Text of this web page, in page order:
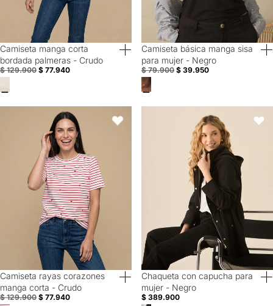
40% Off
Camiseta manga corta
bordada palmeras - Crudo
$ 129.900 $ 77.940
50% Off
Camiseta básica manga sisa
para mujer - Negro
$ 79.900 $ 39.950
Camiseta rayas corazones manga corta - Crudo
40% Off
Camiseta rayas corazones
manga corta - Crudo
$ 129.900 $ 77.940
Favoritos
Chaqueta con capucha para
mujer - Negro
$ 389.900